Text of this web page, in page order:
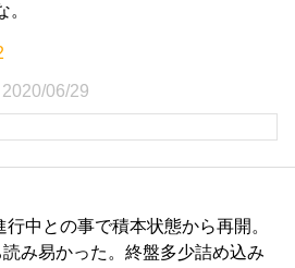
2020/06/29
行中との事で積本状態から再開。
み易かった。終盤多少詰め込み